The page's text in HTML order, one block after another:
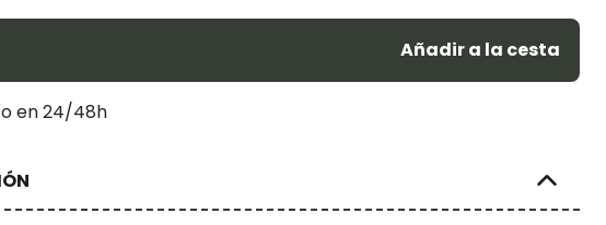
Añadir a la cesta
en 24/48h